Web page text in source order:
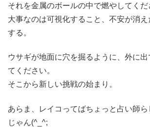
それを金属のボールの中で燃やしてくだ
大事なのは可視化すること、不安が消
する。
ウサギが地面に穴を掘るように、外に
てください。
そこから新しい挑戦の始まり。
あらま、レイコってばちょっと占い師
じゃん(^_^;